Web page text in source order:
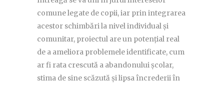
comune legate de copii, iar prin integrarea
acestor schimbări la nivel individual și
comunitar, proiectul are un potențial real
de a ameliora problemele identificate, cum
ar fi rata crescută a abandonului școlar,
stima de sine scăzută și lipsa încrederii în